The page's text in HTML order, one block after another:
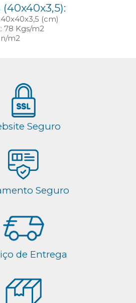
(cm)
78 Kgs/m2
m2
Seguro
Seguro
de Entrega